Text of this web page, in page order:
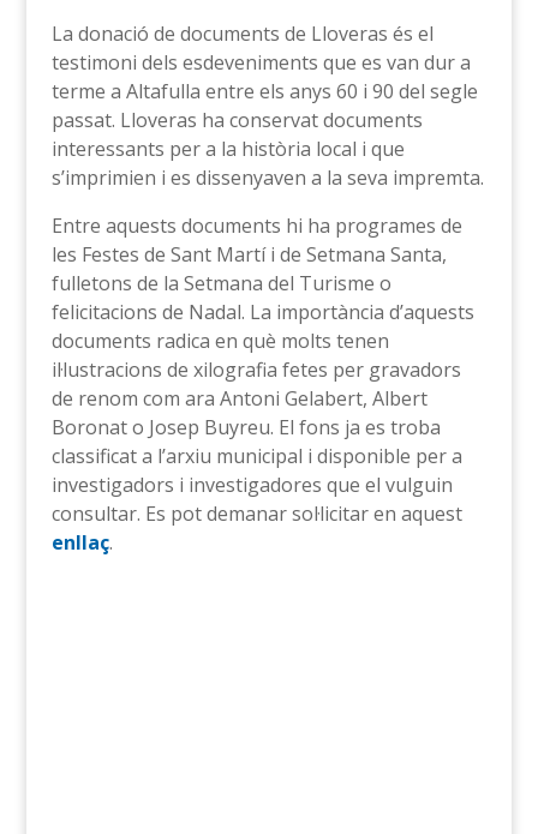
La donació de documents de Lloveras és el
testimoni dels esdeveniments que es van dur a
terme a Altafulla entre els anys 60 i 90 del segle
passat. Lloveras ha conservat documents
interessants per a la història local i que
s’imprimien i es dissenyaven a la seva impremta.
Entre aquests documents hi ha programes de
les Festes de Sant Martí i de Setmana Santa,
fulletons de la Setmana del Turisme o
felicitacions de Nadal. La importància d’aquests
documents radica en què molts tenen
il·lustracions de xilografia fetes per gravadors
de renom com ara Antoni Gelabert, Albert
Boronat o Josep Buyreu. El fons ja es troba
classificat a l’arxiu municipal i disponible per a
investigadors i investigadores que el vulguin
consultar. Es pot demanar sol·licitar en aquest
enllaç.